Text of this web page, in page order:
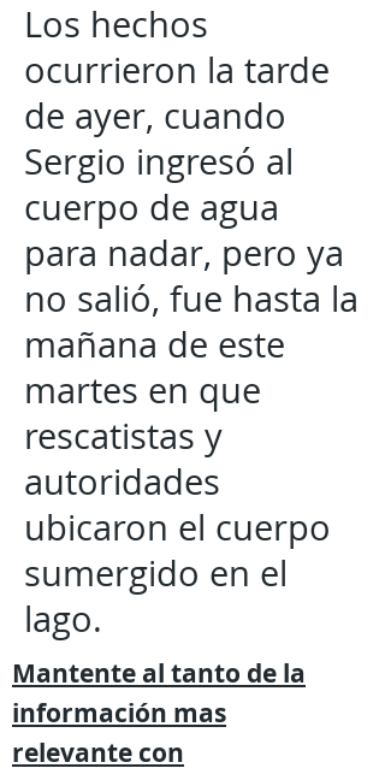
Los hechos
ocurrieron la tarde
de ayer, cuando
Sergio ingresó al
cuerpo de agua
para nadar, pero ya
no salió, fue hasta la
mañana de este
martes en que
rescatistas y
autoridades
ubicaron el cuerpo
sumergido en el
lago.
Mantente al tanto de la
información mas
relevante con